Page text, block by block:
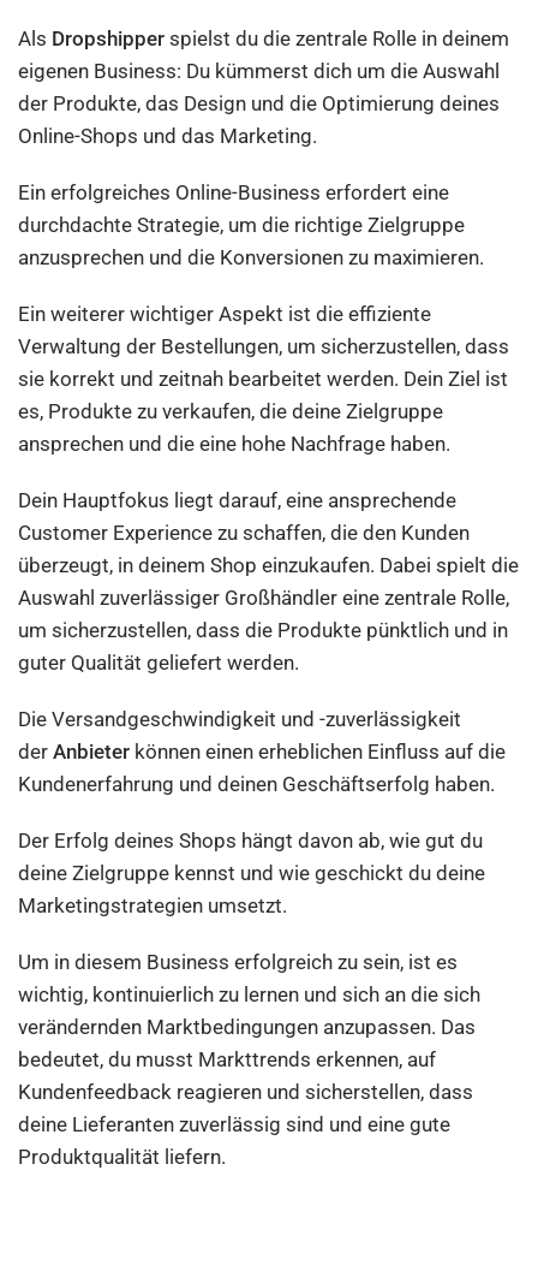
Als Dropshipper spielst du die zentrale Rolle in deinem
eigenen Business: Du kümmerst dich um die Auswahl
der Produkte, das Design und die Optimierung deines
Online-Shops und das Marketing.
Ein erfolgreiches Online-Business erfordert eine
durchdachte Strategie, um die richtige Zielgruppe
anzusprechen und die Konversionen zu maximieren.
Ein weiterer wichtiger Aspekt ist die effiziente
Verwaltung der Bestellungen, um sicherzustellen, dass
sie korrekt und zeitnah bearbeitet werden. Dein Ziel ist
es, Produkte zu verkaufen, die deine Zielgruppe
ansprechen und die eine hohe Nachfrage haben.
Dein Hauptfokus liegt darauf, eine ansprechende
Customer Experience zu schaffen, die den Kunden
überzeugt, in deinem Shop einzukaufen. Dabei spielt die
Auswahl zuverlässiger Großhändler eine zentrale Rolle,
um sicherzustellen, dass die Produkte pünktlich und in
guter Qualität geliefert werden.
Die Versandgeschwindigkeit und -zuverlässigkeit
derAnbieter können einen erheblichen Einfluss auf die
Kundenerfahrung und deinen Geschäftserfolg haben.
Der Erfolg deines Shops hängt davon ab, wie gut du
deine Zielgruppe kennst und wie geschickt du deine
Marketingstrategien umsetzt.
Um in diesem Business erfolgreich zu sein, ist es
wichtig, kontinuierlich zu lernen und sich an die sich
verändernden Marktbedingungen anzupassen. Das
bedeutet, du musst Markttrends erkennen, auf
Kundenfeedback reagieren und sicherstellen, dass
deine Lieferanten zuverlässig sind und eine gute
Produktqualität liefern.